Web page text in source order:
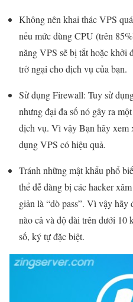
Không nên khai thác VPS
nếu mức dùng CPU (trên
năng VPS sẽ bị tắt hoặc khởi
trở ngại cho dịch vụ của bạn.
Sử dụng Firewall: Tuy sử
nhưng đại đa số nó gây ra
dịch vụ. Vì vậy Bạn hãy xem
dụng VPS có hiệu quả.
Tránh những mật khẩu phổ
thể dễ dàng bị các hacker
giản là “dò pass”. Vì vậy
nào cả và độ dài trên dưới 10
số, ký tự đặc biệt.